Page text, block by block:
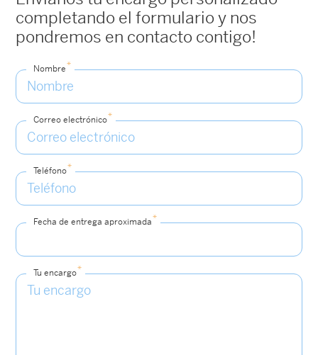
completando el formulario y nos
pondremos en contacto contigo!
Nombre*
Correo electrónico*
Teléfono*
Fecha de entrega aproximada*
Tu encargo*